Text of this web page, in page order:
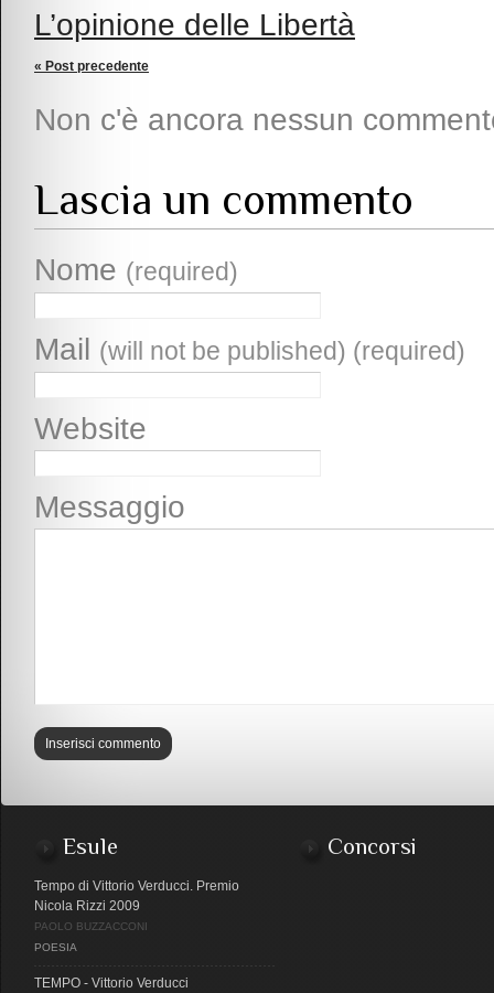
L’opinione delle Libertà
« Post precedente
Non c'è ancora nessun
Lascia un commento
Nome (required)
Mail (will not be published) (required)
Website
Messaggio
Esule
Tempo di Vittorio Verducci. Premio
Nicola Rizzi 2009
PAOLO BUZZACCONI
POESIA
TEMPO - Vittorio Verducci
Concorsi